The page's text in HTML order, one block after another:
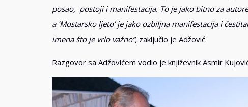
posao, postoji i manifestacija. To je jako bitno za
a ‘Mostarsko ljeto’ je jako ozbiljna manifestacija i
imena što je vrlo važno“, zaključio je Adžović.
Razgovor sa Adžovićem vodio je književnik Asmir